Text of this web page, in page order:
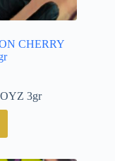
CHERRY
3gr